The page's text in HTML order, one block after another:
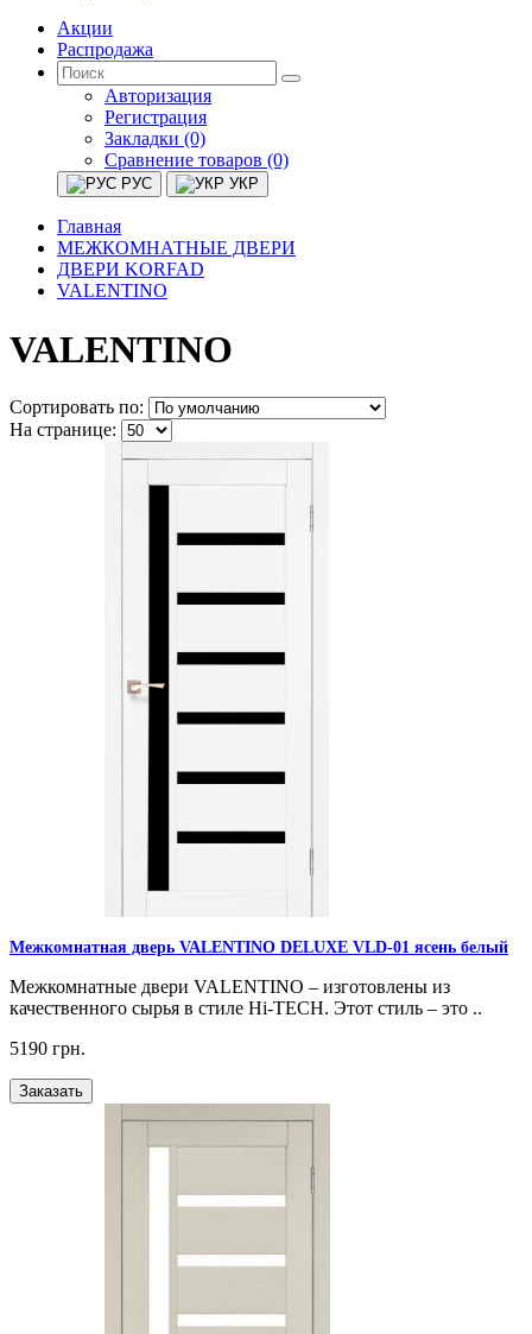
Акции
Распродажа
Авторизация
Регистрация
Закладки (0)
Сравнение товаров (0)
РУС УКР
Главная
МЕЖКОМНАТНЫЕ ДВЕРИ
ДВЕРИ KORFAD
VALENTINO
VALENTINO
Сортировать по:
На странице:
Межкомнатная дверь VALENTINO DELUXE VLD-01 ясень белый
Межкомнатные двери VALENTINO – изготовлены из
качественного сырья в стиле Hi-TECH. Этот стиль – это ..
5190 грн.
Заказать